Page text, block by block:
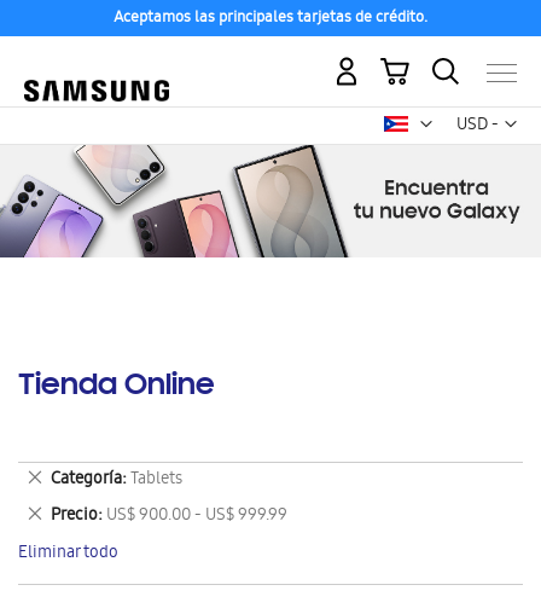
Aceptamos las principales tarjetas de crédito.
USD -
dólar
Mi carrito
Tienda Online
Categoría Tablets
Eliminar
este
artículo
Precio US$ 900.00 - US$ 999.99
Eliminar
este
artículo
Eliminar todo